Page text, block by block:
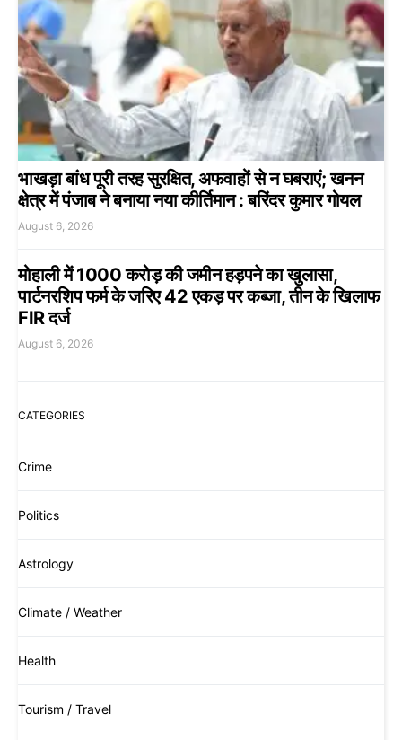
भाखड़ा बांध पूरी तरह सुरक्षित, अफवाहों से न घबराएं; खनन
क्षेत्र में पंजाब ने बनाया नया कीर्तिमान : बरिंदर कुमार गोयल
August 6, 2026
मोहाली में 1000 करोड़ की जमीन हड़पने का खुलासा,
पार्टनरशिप फर्म के जरिए 42 एकड़ पर कब्जा, तीन के खिलाफ
FIR दर्ज
August 6, 2026
CATEGORIES
Crime
Politics
Astrology
Climate / Weather
Health
Tourism / Travel